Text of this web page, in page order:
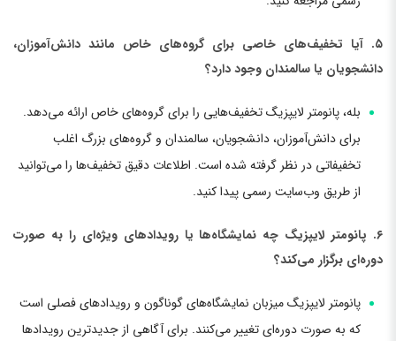
۵. آیا تخفیف‌های خاصی برای گروه‌های خاص مانند دانش‌آموزان،
دانشجویان یا سالمندان وجود دارد؟
بله، پانومتر لایپزیگ تخفیف‌هایی را برای گروه‌های خاص ارائه می‌دهد.
برای دانش‌آموزان، دانشجویان، سالمندان و گروه‌های بزرگ اغلب
تخفیفاتی در نظر گرفته شده است. اطلاعات دقیق تخفیف‌ها را می‌توانید
از طریق وب‌سایت رسمی پیدا کنید.
۶. پانومتر لایپزیگ چه نمایشگاه‌ها یا رویدادهای ویژه‌ای را به صورت
دوره‌ای برگزار می‌کند؟
پانومتر لایپزیگ میزبان نمایشگاه‌های گوناگون و رویدادهای فصلی است
که به صورت دوره‌ای تغییر می‌کنند. برای آگاهی از جدیدترین رویدادها